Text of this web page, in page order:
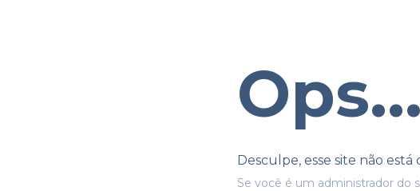
Ops...
Desculpe, esse site não
Se você é um administrador do